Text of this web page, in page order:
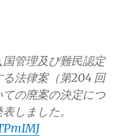
管理及び難民認定
法律案（第204 回
の廃案の決定につ
しました。